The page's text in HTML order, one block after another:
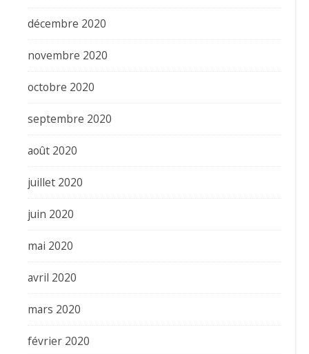
décembre 2020
novembre 2020
octobre 2020
septembre 2020
août 2020
juillet 2020
juin 2020
mai 2020
avril 2020
mars 2020
février 2020